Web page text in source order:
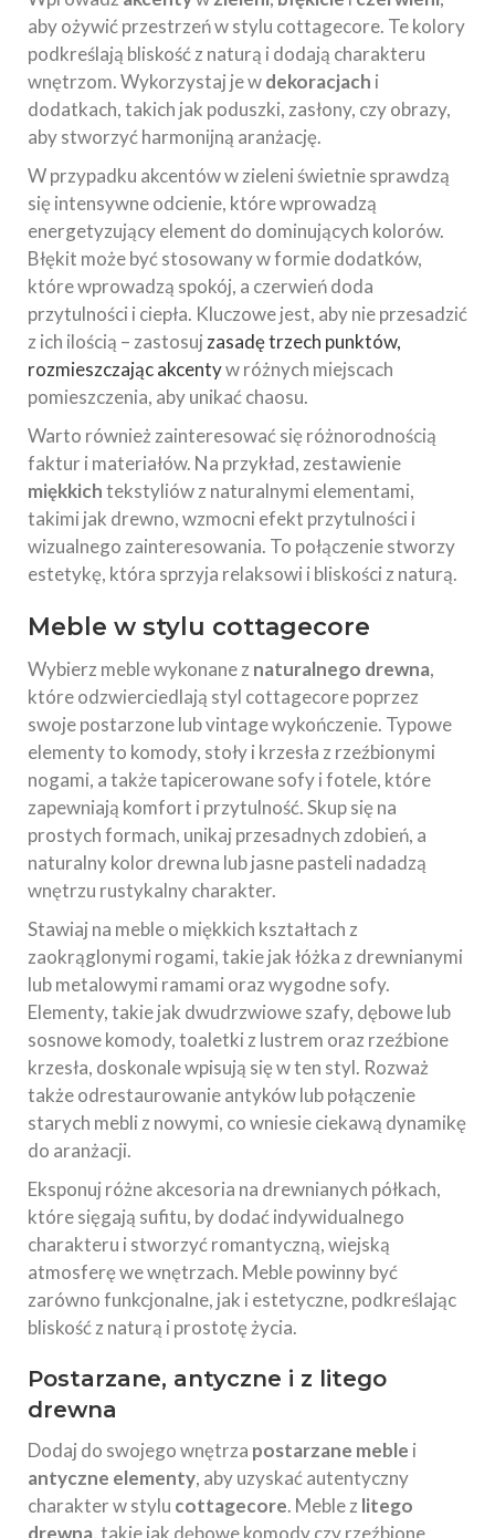
aby ożywić przestrzeń w stylu cottagecore. Te kolory
podkreślają bliskość z naturą i dodają charakteru
wnętrzom. Wykorzystaj je wdekoracjach i
dodatkach, takich jak poduszki, zasłony, czy obrazy,
aby stworzyć harmonijną aranżację.
W przypadku akcentów w zieleni świetnie sprawdzą
się intensywne odcienie, które wprowadzą
energetyzujący element do dominujących kolorów.
Błękit może być stosowany w formie dodatków,
które wprowadzą spokój, a czerwień doda
przytulności i ciepła. Kluczowe jest, aby nie przesadzić
z ich ilością – zastosuj zasadę trzech punktów,
rozmieszczając akcentyw różnych miejscach
pomieszczenia, aby unikać chaosu.
Warto również zainteresować się różnorodnością
faktur i materiałów. Na przykład, zestawienie
miękkichtekstyliów z naturalnymi elementami,
takimi jak drewno, wzmocni efekt przytulności i
wizualnego zainteresowania. To połączenie stworzy
estetykę, która sprzyja relaksowi i bliskości z naturą.
Meble w stylu cottagecore
Wybierz meble wykonane z naturalnego drewna,
które odzwierciedlają styl cottagecore poprzez
swoje postarzone lub vintage wykończenie. Typowe
elementy to komody, stoły i krzesła z rzeźbionymi
nogami, a także tapicerowane sofy i fotele, które
zapewniają komfort i przytulność. Skup się na
prostych formach, unikaj przesadnych zdobień, a
naturalny kolor drewna lub jasne pasteli nadadzą
wnętrzu rustykalny charakter.
Stawiaj na meble o miękkich kształtach z
zaokrąglonymi rogami, takie jak łóżka z drewnianymi
lub metalowymi ramami oraz wygodne sofy.
Elementy, takie jak dwudrzwiowe szafy, dębowe lub
sosnowe komody, toaletki z lustrem oraz rzeźbione
krzesła, doskonale wpisują się w ten styl. Rozważ
także odrestaurowanie antyków lub połączenie
starych mebli z nowymi, co wniesie ciekawą dynamikę
do aranżacji.
Eksponuj różne akcesoria na drewnianych półkach,
które sięgają sufitu, by dodać indywidualnego
charakteru i stworzyć romantyczną, wiejską
atmosferę we wnętrzach. Meble powinny być
zarówno funkcjonalne, jak i estetyczne, podkreślając
bliskość z naturą i prostotę życia.
Postarzane, antyczne i z litego
drewna
Dodaj do swojego wnętrza postarzane meble i
antyczne elementy, aby uzyskać autentyczny
charakter w stylu cottagecore. Meble z litego
drewna, takie jak dębowe komody czy rzeźbione